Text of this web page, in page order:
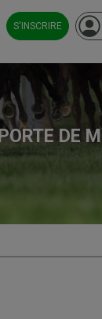
S'INSCRIRE
DE